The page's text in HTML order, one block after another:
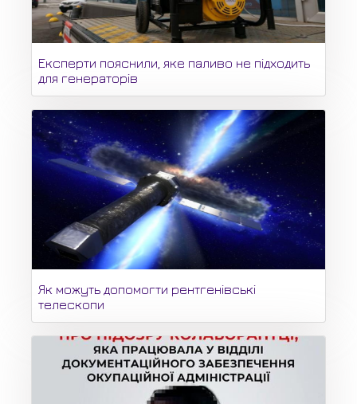
Експерти пояснили, яке паливо не підходить
для генераторів
Як можуть допомогти рентгенівські
телескопи